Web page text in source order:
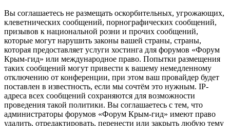
Вы соглашаетесь не размещать оскорбительных, угрожающих,
клеветнических сообщений, порнографических сообщений,
призывов к национальной розни и прочих сообщений,
которые могут нарушить законы вашей страны, страны,
которая предоставляет услуги хостинга для форумов «Форум
Крым-гид» или международное право. Попытки размещения
таких сообщений могут привести к вашему немедленному
отключению от конференции, при этом ваш провайдер будет
поставлен в известность, если мы сочтём это нужным. IP-
адреса всех сообщений сохраняются для возможности
проведения такой политики. Вы соглашаетесь с тем, что
администраторы форумов «Форум Крым-гид» имеют право
удалить, отредактировать, перенести или закрыть любую тему